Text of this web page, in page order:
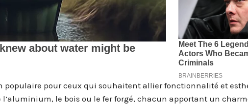
populaire pour ceux qui souhaitent allier fonctionnalité et
le bois ou le fer forgé, chacun apportant un